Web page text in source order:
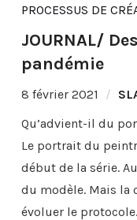
PROCESSUS DE
JOURNAL/
pandémie
8 février 2021
Qu’advient-il du
Le portrait du
début de la série.
du modèle. Mais la
évoluer le